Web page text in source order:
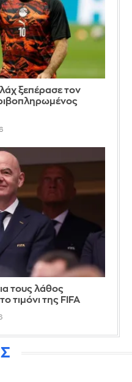
ξεπέρασε τον
τους λάθος
τιμόνι της FIFA